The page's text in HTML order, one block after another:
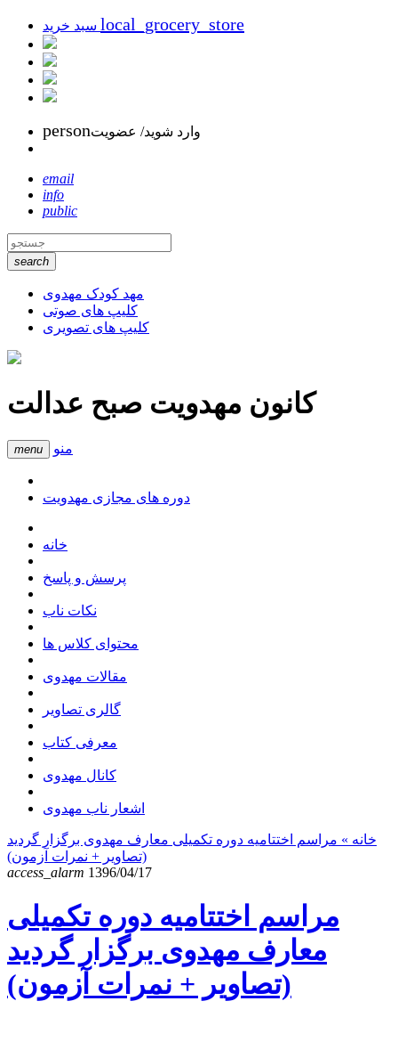
local_grocery_store
personوارد شوید/ عضویت
email
info
public
search
مهد کودک مهدوی
کلیپ های صوتی
کلیپ های تصویری
کانون مهدویت صبح عدالت
menu منو
دوره های مجازی مهدویت
خانه
پرسش و پاسخ
نکات ناب
محتوای کلاس ها
مقالات مهدوی
گالری تصاویر
معرفی کتاب
کانال مهدوی
اشعار ناب مهدوی
خانه » مراسم اختتامیه دوره تکمیلی معارف مهدوی برگزار گردید
(تصاویر + نمرات آزمون)
access_alarm 1396/04/17
مراسم اختتامیه دوره تکمیلی
معارف مهدوی برگزار گردید
(تصاویر + نمرات آزمون)